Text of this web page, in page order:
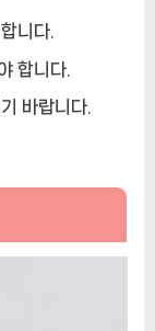
니다.
합니다.
바랍니다.